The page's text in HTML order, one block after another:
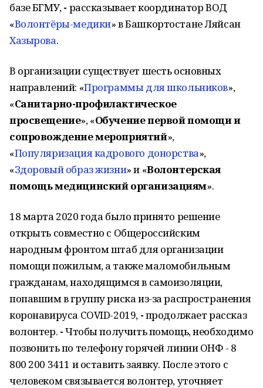
базе БГМУ,- рассказывает координатор ВОД
«Волонтёры-медики» в Башкортостане Ляйсан
Хазырова.
В организации существует шесть основных
направлений: «Программы для школьников»,
«Санитарно-профилактическое
просвещение», «Обучение первой помощи и
сопровождение мероприятий»,
«Популяризация кадрового донорства»,
«Здоровый образ жизни» и «Волонтерская
помощь медицинский организациям».
18 марта 2020 года было принято решение
открыть совместно с Общероссийским
народным фронтом штаб для организации
помощи пожилым, а также маломобильным
гражданам, находящимся в самоизоляции,
попавшим в группу риска из-за распространения
коронавируса COVID-2019, -продолжает рассказ
волонтер. -Чтобы получить помощь, необходимо
позвонить по телефону горячей линии ОНФ - 8
800 200 3411 и оставить заявку. После этого с
человеком связывается волонтер, уточняет